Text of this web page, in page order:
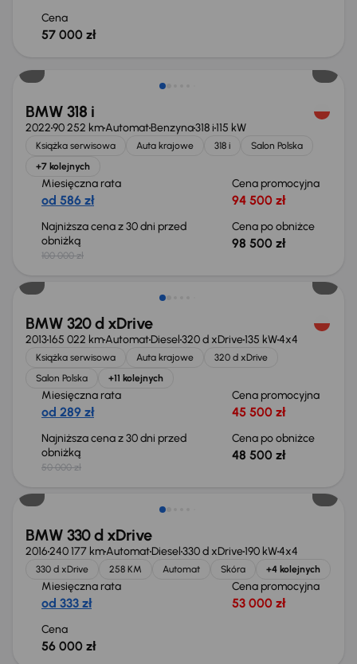
Cena
57 000 zł
BMW 318 i
202290 252 kmAutomatBenzyna318 i115 kW
Książka serwisowa Auta krajowe 318 i
Salon Polska
+7 kolejnych
Miesięczna rata
od 586 zł
Cena promocyjna
94 500 zł
Najniższa cena z 30 dni przed
obniżką
100 000 zł
Cena po obniżce
98 500 zł
Taniej o 1 500 zł
BMW 320 d xDrive
2013165 022 kmAutomatDiesel320 d xDrive135 kW4x4
Książka serwisowa Auta krajowe
320 d xDrive
Salon Polska
+11 kolejnych
Miesięczna rata
od 289 zł
Cena promocyjna
45 500 zł
Najniższa cena z 30 dni przed
obniżką
50 000 zł
Cena po obniżce
48 500 zł
BMW 330 d xDrive
2016240 177 kmAutomatDiesel330 d xDrive190 kW4x4
330 d xDrive 258 KM Automat Skóra +4 kolejnych
Miesięczna rata
od 333 zł
Cena promocyjna
53 000 zł
Cena
56 000 zł